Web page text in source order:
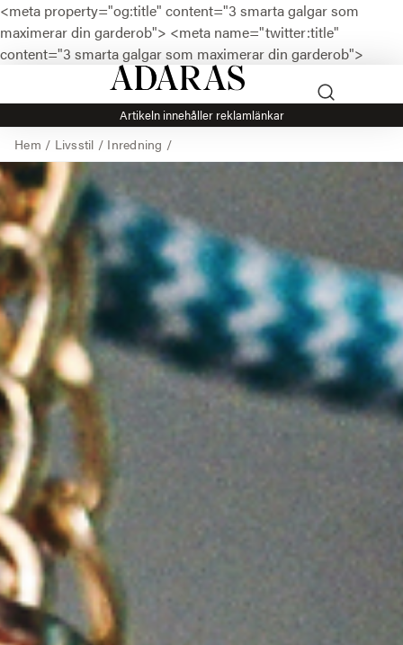
<meta property="og:title" content="3 smarta galgar som
maximerar din garderob"> <meta name="twitter:title"
content="3 smarta galgar som maximerar din garderob">
Artikeln innehåller reklamlänkar
Hem / Livsstil / Inredning /